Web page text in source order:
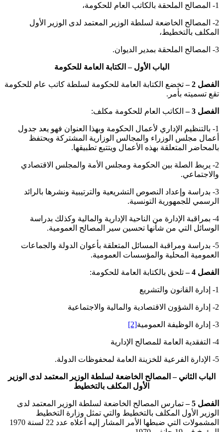
1- المصالح الملحقة بالكاتب العام للحكومة،
2- المصالح الخاضعة لسلطة الوزير المعتمد لدى الوزير الأول
المكلف بالتخطيط،
3- المصالح الملحقة بمدير الديوان.
الباب الأول – الكتابة العامة للحكومة
الفصل 2 –
تخضع الكتابة العامة للحكومة لسلطة كاتب عام للحكومة
تقع تسميته بأمر.
الفصل 3 – الكاتب العام للحكومة مكلف:
1- بالتنظيم الإداري لأعمال الحكومة وبهذا العنوان فهو يعد جدول
أعمال مجلس الوزراء والمجالس الوزارية المشتركة ويحتفظ
بالمحاضر المتعلقة بهذه الأعمال ويتتبع تطبيقها.
2- يربط الصلة بين الحكومة ومجلس الأمة والمجلس الاقتصادي
والاجتماعي.
3- بدراسة وإعداد النصوص التشريعية والترتيبية ونشرها بالرائد
الرسمي للجمهورية التونسية.
4- بمراقبة الإدارة من الناحية الإدارية والمالية وكذلك بدراسة
الوسائل التي من شأنها تحسين سير المصالح العمومية.
5- بدراسة ومراقبة المسائل المتعلقة بأعوان الدولة والجماعات
العمومية المحلية والمؤسسات العمومية.
الفصل 4 – تلحق بالكتابة العامة للحكومة:
1- إدارة القانون والتشريع
2- إدارة الشؤون الاقتصادية والمالية والاجتماعية
3- إدارة الوظيفة العمومية [2]
4- التفقدية العامة للمصالح الإدارية
5- الإدارة الفرعية للخزينة العامة لمحفوظات الدولة.
الباب الثاني – المصالح الخاضعة لسلطة الوزير المعتمد لدى الوزير
الأول المكلف بالتخطيط
الفصل 5 –
تمارس المصالح الخاضعة لسلطة الوزير المعتمد لدى
الوزير الأول المكلف بالتخطيط والتي تمثل وزارة التخطيط
المشمولات التي ضبطها الأمر المشار إليه أعلاه عدد 22 لسنة 1970